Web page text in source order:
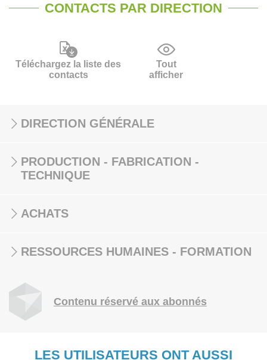
CONTACTS PAR DIRECTION
Téléchargez la liste des
contacts
Tout
afficher
DIRECTION GÉNÉRALE
PRODUCTION - FABRICATION -
TECHNIQUE
ACHATS
RESSOURCES HUMAINES - FORMATION
Contenu réservé aux abonnés
LES UTILISATEURS ONT AUSSI